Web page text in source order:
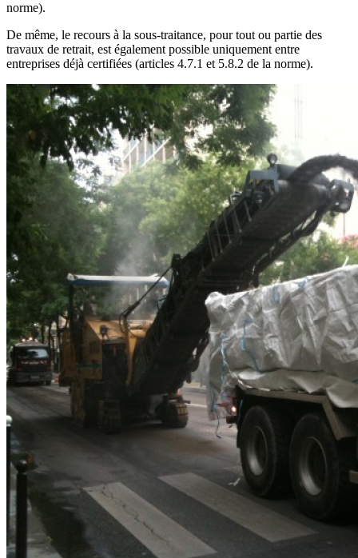
norme).
De même, le recours à la sous-traitance, pour tout ou partie des
travaux de retrait, est également possible uniquement entre
entreprises déjà certifiées (articles 4.7.1 et 5.8.2 de la norme).